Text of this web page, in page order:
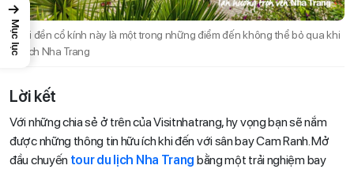
Ngôi đền cổ kính này là một trong những điểm đến không thể bỏ qua khi
du lịch Nha Trang
Lời kết
Với những chia sẻ ở trên của Visitnhatrang, hy vọng bạn sẽ nắm
được những thông tin hữu ích khi đến với sân bay Cam Ranh. Mở
đầu chuyến tour du lịch Nha Trang bằng một trải nghiệm bay
→
Mục lục